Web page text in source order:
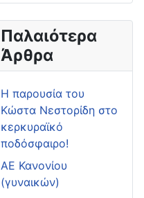
Παλαιότερα
Άρθρα
H παρουσία του
Κώστα Νεστορίδη στο
κερκυραϊκό
ποδόσφαιρο!
ΑΕ Κανονίου
(γυναικών)